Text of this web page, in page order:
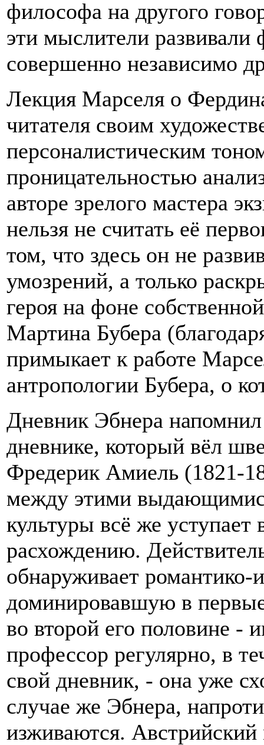
философа на другого
эти мыслители
совершенно независимо
Лекция Марселя о
читателя своим
персоналистическим
проницательностью
авторе зрелого мастера
нельзя не считать её
том, что здесь он не
умозрений, а только
героя на фоне
Мартина Бубера
примыкает к работе
антропологии Бубера, о
Дневник Эбнера
дневнике, который вёл
Фредерик Амиель (1821-
между этими
культуры всё же уступает
расхождению.
обнаруживает романтико-
доминировавшую в
во второй его половине -
профессор регулярно, в
свой дневник, - она уже
случае же Эбнера,
изживаются.